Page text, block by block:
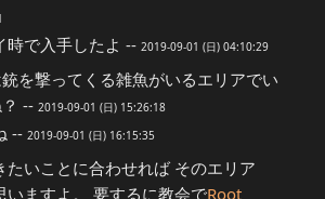
時で入手したよ -- 2019-09-01 (日) 04:10:29
を撃ってくる雑魚がいるエリアでい
-- 2019-09-01 (日) 15:26:18
-- 2019-09-01 (日) 16:15:35
たいことに合わせれば そのエリア
いますよ。 要するに教会でRoot